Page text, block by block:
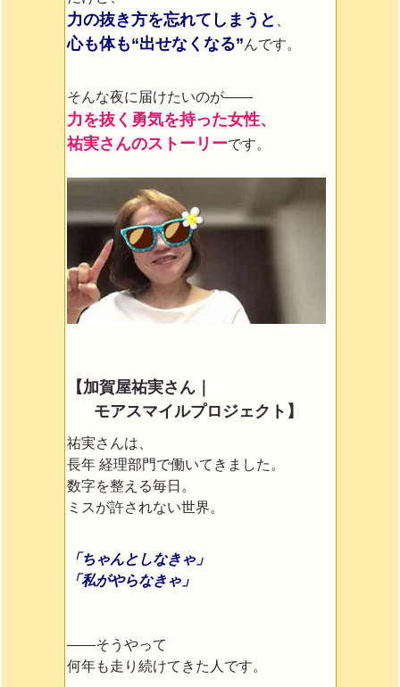
力の抜き方を忘れてしまうと
心も体も“出せなくなる”んです。
そんな夜に届けたいのが——
力を抜く勇気を持った女性、
祐実さんのストーリーです。
【加賀屋祐実さん｜
モアスマイルプロジェクト】
祐実さんは、
長年 経理部門で働いてきました。
数字を整える毎日。
ミスが許されない世界。
「ちゃんとしなきゃ」
「私がやらなきゃ」
——そうやって
何年も走り続けてきた人です。